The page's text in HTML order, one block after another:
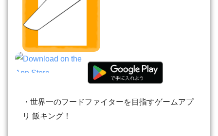
・世界一のフードファイターを目指すゲームアプ
リ 飯キング！